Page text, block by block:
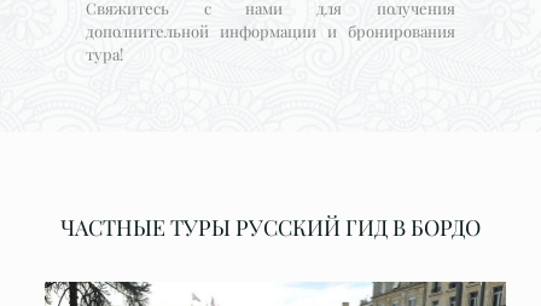
Свяжитесь с нами для получения
дополнительной информации и бронирования
тура!
ЧАСТНЫЕ ТУРЫ РУССКИЙ ГИД В БОРДО